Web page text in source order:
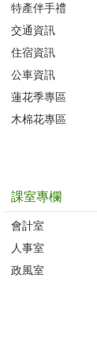
特產伴手禮
交通資訊
住宿資訊
公車資訊
蓮花季專區
木棉花專區
課室專欄
會計室
人事室
政風室